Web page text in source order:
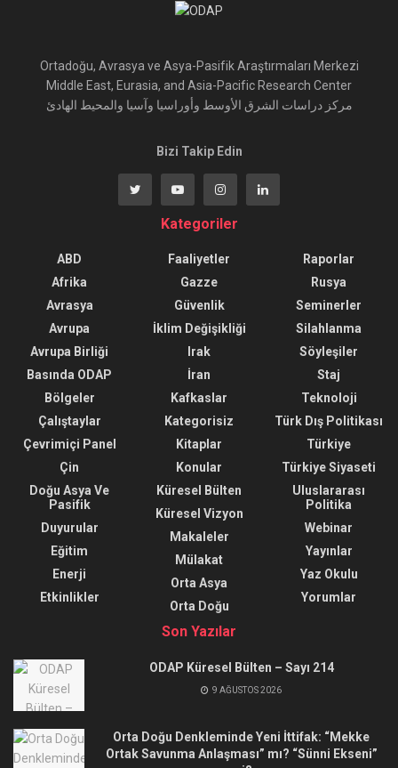
Ortadoğu, Avrasya ve Asya-Pasifik Araştırmaları Merkezi
Middle East, Eurasia, and Asia-Pacific Research Center
مركز دراسات الشرق الأوسط وأوراسيا وآسيا والمحيط الهادئ
Bizi Takip Edin
Kategoriler
ABD
Afrika
Avrasya
Avrupa
Avrupa Birliği
Basında ODAP
Bölgeler
Çalıştaylar
Çevrimiçi Panel
Çin
Doğu Asya Ve
Pasifik
Duyurular
Eğitim
Enerji
Etkinlikler
Faaliyetler
Gazze
Güvenlik
İklim Değişikliği
Irak
İran
Kafkaslar
Kategorisiz
Kitaplar
Konular
Küresel Bülten
Küresel Vizyon
Makaleler
Mülakat
Orta Asya
Orta Doğu
Raporlar
Rusya
Seminerler
Silahlanma
Söyleşiler
Staj
Teknoloji
Türk Dış Politikası
Türkiye
Türkiye Siyaseti
Uluslararası
Politika
Webinar
Yayınlar
Yaz Okulu
Yorumlar
Son Yazılar
ODAP Küresel Bülten – Sayı 214
9 AĞUSTOS 2026
Orta Doğu Denkleminde Yeni İttifak: “Mekke
Ortak Savunma Anlaşması” mı? “Sünni Ekseni”